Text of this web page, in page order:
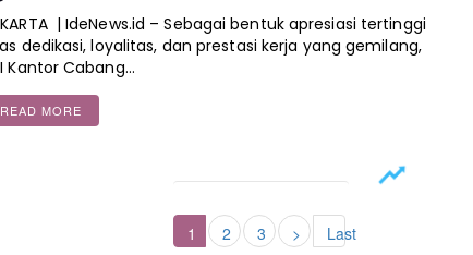
| IdeNews.id – Sebagai bentuk apresiasi tertinggi
dedikasi, loyalitas, dan prestasi kerja yang gemilang,
Kantor Cabang…
READ MORE
1 2 3 >
Last